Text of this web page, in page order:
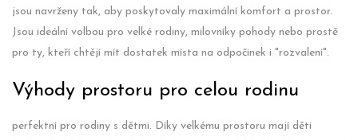
jsou navrženy tak, aby poskytovaly maximální komfort a prostor.
Jsou ideální volbou pro velké rodiny, milovníky pohody nebo prostě
pro ty, kteří chtějí mít dostatek místa na odpočinek i "rozvalení".
Výhody prostoru pro celou rodinu
perfektní pro rodiny s dětmi. Díky velkému prostoru mají děti